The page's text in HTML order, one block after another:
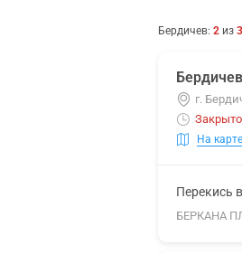
Бердичев: 2 из 3
Бердичев
г.
Закрыто
На карте
Перекись
БЕРКАНА